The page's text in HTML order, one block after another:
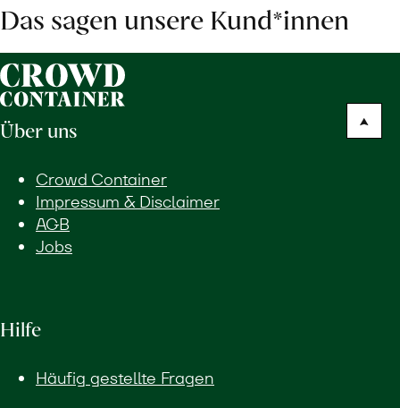
Das sagen unsere Kund*innen
Über uns
Crowd Container
Impressum & Disclaimer
AGB
Jobs
Hilfe
Häufig gestellte Fragen